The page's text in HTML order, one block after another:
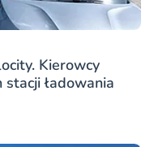
Kierowcy
ładowania